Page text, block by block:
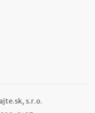
s.r.o.